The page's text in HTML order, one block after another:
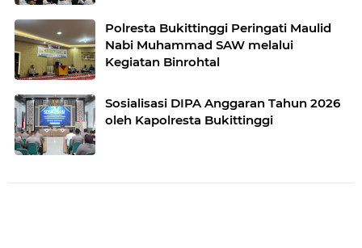
Polresta Bukittinggi Peringati Maulid
Nabi Muhammad SAW melalui
Kegiatan Binrohtal
Sosialisasi DIPA Anggaran Tahun 2026
oleh Kapolresta Bukittinggi